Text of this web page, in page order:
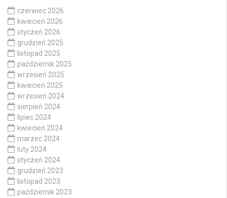
czerwiec 2026
kwiecień 2026
styczeń 2026
grudzień 2025
listopad 2025
październik 2025
wrzesień 2025
kwiecień 2025
wrzesień 2024
sierpień 2024
lipiec 2024
kwiecień 2024
marzec 2024
luty 2024
styczeń 2024
grudzień 2023
listopad 2023
październik 2023